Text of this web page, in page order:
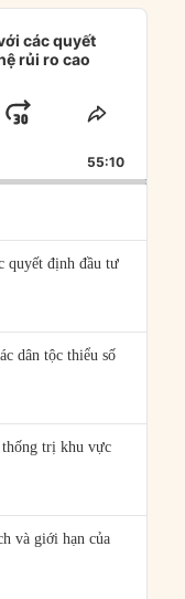
các quyết
rủi ro cao
JUMP
FORWARD
SHARE
55:10
quyết định đầu tư
dân tộc thiểu số
thống trị khu vực
và giới hạn của